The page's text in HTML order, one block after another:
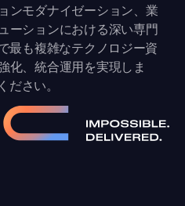
ンモダナイゼーション、業
ーションにおける深い専門
最も複雑なテクノロジー資
化、統合運用を実現しま
ださい。